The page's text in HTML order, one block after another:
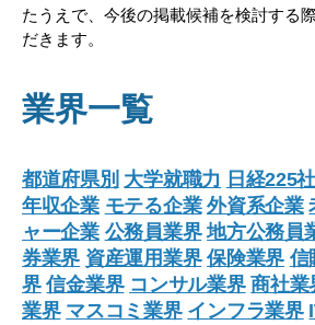
たうえで、今後の掲載候補を検討する
だきます。
業界一覧
都道府県別 大学就職力 日経225社
年収企業 モテる企業 外資系企業
ャー企業 公務員業界 地方公務員
券業界 資産運用業界 保険業界 信
界 信金業界 コンサル業界 商社業
業界 マスコミ業界 インフラ業界